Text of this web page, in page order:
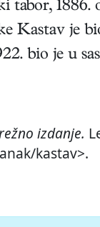
tabor,
Kastav je
bio je u
izdanje.
kastav>.